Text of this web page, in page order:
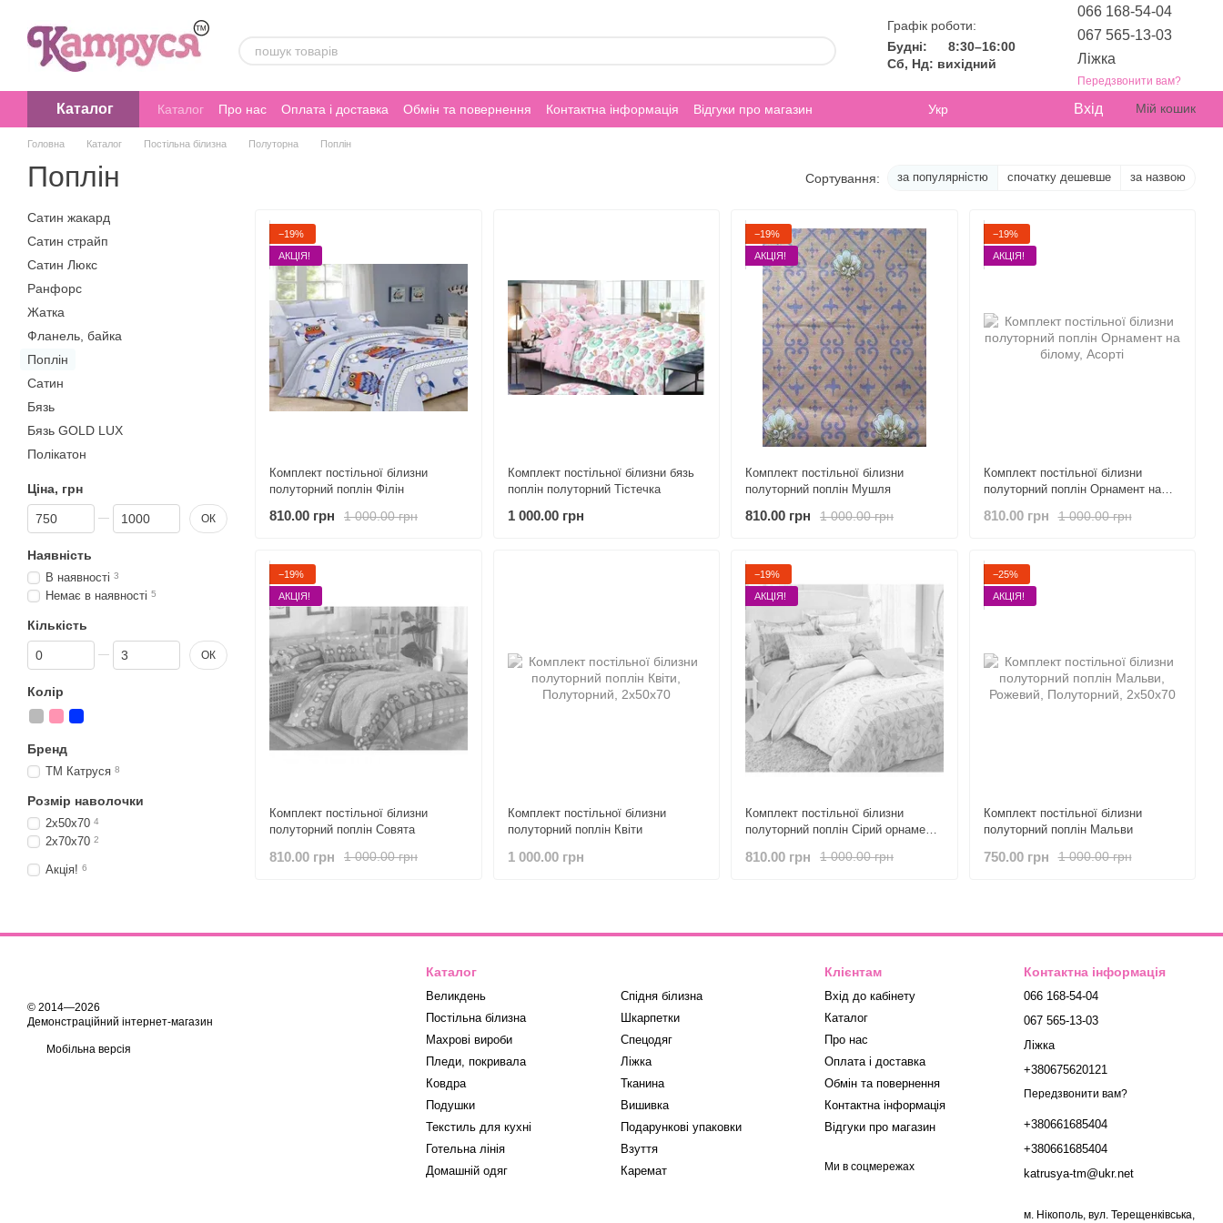
Графік роботи:
Будні:
8:30–16:00
Сб, Нд: вихідний
066 168-54-04
067 565-13-03
Ліжка
Передзвонити вам?
Каталог Каталог Про нас Оплата і доставка Обмін та повернення Контактна інформація Відгуки про магазин Укр Вхід Мій кошик
Головна Каталог Постільна білизна Полуторна Поплін
Поплін Сортування: за популярністю спочатку дешевше за назвою
−19%
АКЦІЯ!
Комплект постільної білизни
полуторний поплін Філін
1 000.00 грн
810.00 грн
Комплект постільної білизни бязь
поплін полуторний Тістечка
1 000.00 грн
−19%
АКЦІЯ!
Комплект постільної білизни
полуторний поплін Мушля
1 000.00 грн
810.00 грн
−19%
АКЦІЯ!
Комплект постільної білизни
полуторний поплін Орнамент на
1 000.00 грн
810.00 грн
−19%
АКЦІЯ!
Комплект постільної білизни
полуторний поплін Совята
1 000.00 грн
810.00 грн
Комплект постільної білизни
полуторний поплін Квіти
1 000.00 грн
−19%
АКЦІЯ!
Комплект постільної білизни
полуторний поплін Сірий орнамент
1 000.00 грн
810.00 грн
−25%
АКЦІЯ!
Комплект постільної білизни
полуторний поплін Мальви
1 000.00 грн
750.00 грн
Сатин жакард
Сатин страйп
Сатин Люкс
Ранфорс
Жатка
Фланель, байка
Поплін
Сатин
Бязь
Бязь GOLD LUX
Полікатон
Ціна, грн
Від Ціна, грн
До Ціна, грн ОК
Наявність
В наявності 3
Немає в наявності 5
Кількість
Від Кількість
До Кількість ОК
Колір
Бренд
ТМ Катруся 8
Розмір наволочки
2х50х70 4
2х70х70 2
Акція! 6
© 2014—2026
Демонстраційний інтернет-магазин
Мобільна версія
Каталог
Великдень
Постільна білизна
Махрові вироби
Пледи, покривала
Ковдра
Подушки
Текстиль для кухні
Готельна лінія
Домашній одяг
Спідня білизна
Шкарпетки
Спецодяг
Ліжка
Тканина
Вишивка
Подарункові упаковки
Взуття
Каремат
Клієнтам
Вхід до кабінету
Каталог
Про нас
Оплата і доставка
Обмін та повернення
Контактна інформація
Відгуки про магазин
Ми в соцмережах
Контактна інформація
066 168-54-04
067 565-13-03
Ліжка
+380675620121
Передзвонити вам?
+380661685404
+380661685404
katrusya-tm@ukr.net
м. Нікополь, вул. Терещенківська,